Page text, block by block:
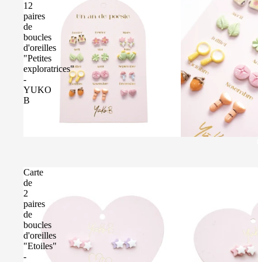
12
paires
de
boucles
d'oreilles
"Petites
exploratrices"
-
YUKO
B
Carte
de
2
paires
de
boucles
d'oreilles
"Etoiles"
-